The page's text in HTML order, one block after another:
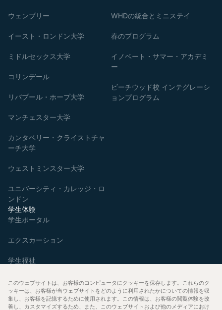
このウェブサイトは、お客様のコンピュータにクッキーを保存します。これらのク
ッキーは、お客様が当ウェブサイトをどのように利用されたかについての情報を収
集し、お客様を記憶するために使用されます。この情報は、お客様の閲覧体験を改
善し、カスタマイズするため、また、このウェブサイトおよび他のメディアにおけ
ウェンブリー
イースト・ロンドン大学
ミドルセックス大学
コリンデール
リバプール・ホープ大学
マンチェスター大学
カンタベリー・クライストチャ
ーチ大学
ウェストミンスター大学
ユニバーシティ・カレッジ・ロ
ンドン
WHDの統合とミニステイ
春のプログラム
イノベート・サマー・アカデミ
ー
ビーチウッド校 インテグレーシ
ョンプログラム
学生体験
学生ポータル
エクスカーション
学生福祉
生徒の声
電話予約